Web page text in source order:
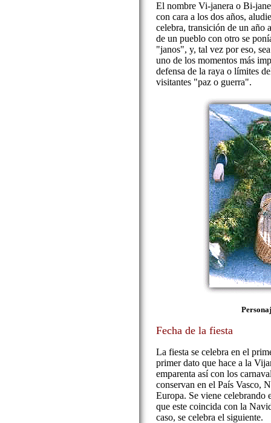
El nombre Vi-janera o Bi-
con cara a los dos años,
celebra, transición de un año
de un pueblo con otro se
"janos", y, tal vez por eso,
uno de los momentos más
defensa de la raya o límites
visitantes "paz o guerra".
Fecha de la fiesta
La fiesta se celebra en el
primer dato que hace a la
emparenta así con los
conservan en el País Vasco,
Europa. Se viene celebrando
que este coincida con la
caso, se celebra el siguiente.